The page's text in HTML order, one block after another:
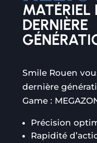
MATÉRIEL
DERNIÈRE
Smile Rouen
dernière
Game :
Précision
Rapidité